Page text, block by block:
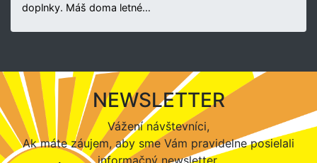
doplnky. Máš doma letné…
NEWSLETTER
Vážení návštevníci,
Ak máte záujem, aby sme Vám pravidelne posielali
informačný newsletter,